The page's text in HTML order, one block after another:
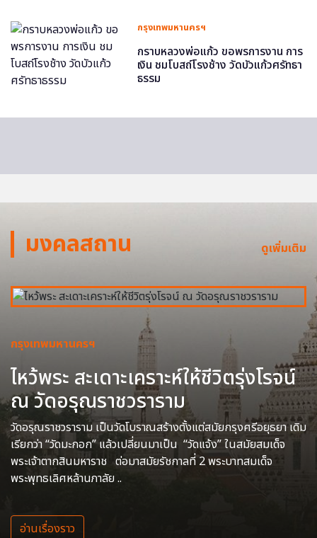
กรุงเทพมหานครฯ
กราบหลวงพ่อแก้ว ขอพรการงาน การ
เงิน ชมโบสถ์โรงช้าง วัดบัวแก้วศรัทธา
ธรรม
มงคลสถาน ดูเพิ่มเติม
กรุงเทพมหานครฯ
ไหว้พระ สะเดาะเคราะห์ให้ชีวิตรุ่งโรจน์
ณ วัดอรุณราชวราราม
วัดอรุณราชวราราม เป็นวัดโบราณสร้างตั้งแต่สมัยกรุงศรีอยุธยา เดิม
เรียกว่า “วัดมะกอก” แล้วเปลี่ยนมาเป็น “วัดแจ้ง” ในสมัยสมเด็จ
พระเจ้าตากสินมหาราช ต่อมาสมัยรัชกาลที่ 2 พระบาทสมเด็จ
พระพุทธเลิศหล้านภาลัย ..
อ่านเรื่องราว